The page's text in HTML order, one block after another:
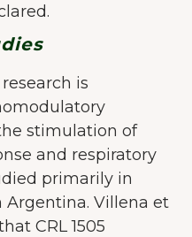
is
stimulation of
and respiratory
primarily in
Villena et
CRL 1505